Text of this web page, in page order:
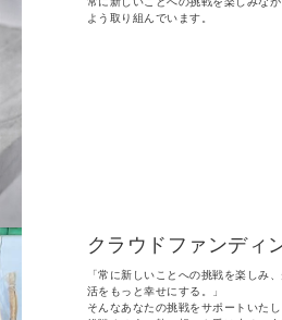
よう取り組んでいます。
クラウドファンディ
「常に新しいことへの挑戦を楽しみ
活をもっと幸せにする。」
そんなあなたの挑戦をサポートいたし